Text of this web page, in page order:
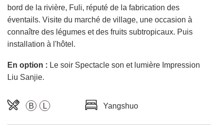
bord de la rivière, Fuli, réputé de la fabrication des
éventails. Visite du marché de village, une occasion à
connaître des légumes et des fruits subtropicaux. Puis
installation à l'hôtel.
En option : Le soir Spectacle son et lumière Impression
Liu Sanjie.
B L Yangshuo